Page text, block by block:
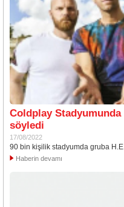
Coldplay
söyledi
17/08/2022
90 bin kişilik stadyumda gruba
Haberin devamı